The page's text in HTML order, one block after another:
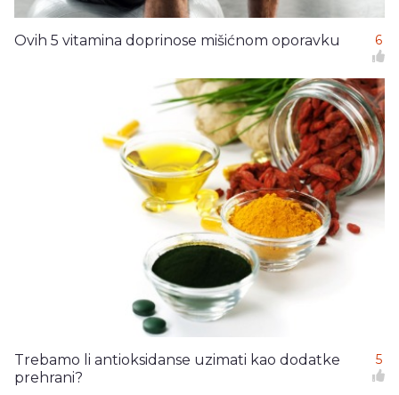
Ovih 5 vitamina doprinose mišićnom oporavku 6
Trebamo li antioksidanse uzimati kao dodatke
prehrani?
5